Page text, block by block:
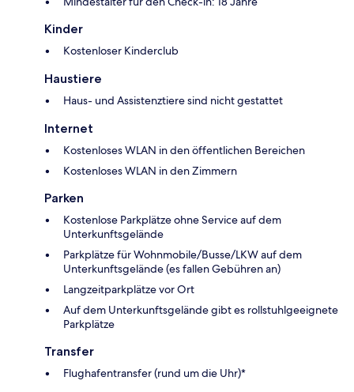
Kinder
Kostenloser Kinderclub
Haustiere
Haus- und Assistenztiere sind nicht gestattet
Internet
Kostenloses WLAN in den öffentlichen Bereichen
Kostenloses WLAN in den Zimmern
Parken
Kostenlose Parkplätze ohne Service auf dem
Unterkunftsgelände
Parkplätze für Wohnmobile/Busse/LKW auf dem
Unterkunftsgelände (es fallen Gebühren an)
Langzeitparkplätze vor Ort
Auf dem Unterkunftsgelände gibt es rollstuhlgeeignete
Parkplätze
Transfer
Flughafentransfer (rund um die Uhr)*